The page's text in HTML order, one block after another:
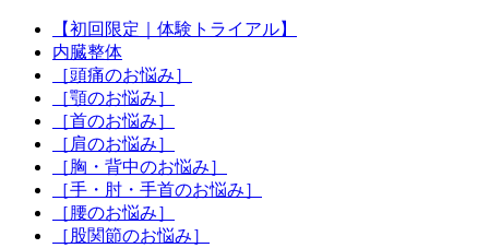
【初回限定｜体験トライアル】
内臓整体
［頭痛のお悩み］
［顎のお悩み］
［首のお悩み］
［肩のお悩み］
［胸・背中のお悩み］
［手・肘・手首のお悩み］
［腰のお悩み］
［股関節のお悩み］